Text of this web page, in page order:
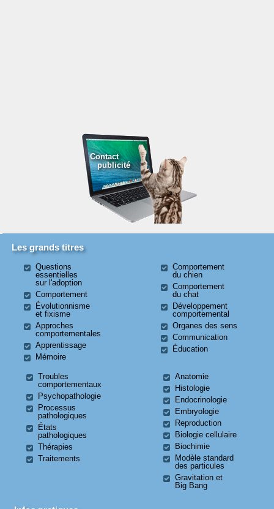
Contact
publicité
Les grands titres
Questions
essentielles
sur l'adoption
Comportement
Évolutionnisme
et fixisme
Approches
comportementales
Apprentissage
Mémoire
Comportement
du chien
Comportement
du chat
Développement
comportemental
Organes des sens
Communication
Éducation
Troubles
comportementaux
Psychopathologie
Processus
pathologiques
États
pathologiques
Thérapies
Traitements
Anatomie
Histologie
Endocrinologie
Embryologie
Reproduction
Biologie cellulaire
Biochimie
Modèle standard
des particules
Gravitation et
Big Bang